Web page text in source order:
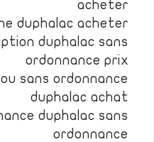
acheter
duphalac acheter
duphalac sans
ordonnance prix
sans ordonnance
duphalac achat
duphalac sans
ordonnance